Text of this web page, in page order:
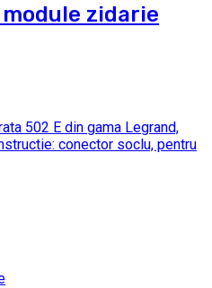
zidarie
502 E din gama Legrand,
conector soclu, pentru